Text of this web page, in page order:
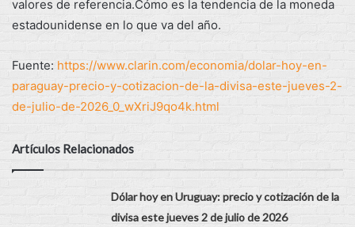
valores de referencia.Cómo es la tendencia de la moneda
estadounidense en lo que va del año.
Fuente: https://www.clarin.com/economia/dolar-hoy-en-
paraguay-precio-y-cotizacion-de-la-divisa-este-jueves-2-
de-julio-de-2026_0_wXriJ9qo4k.html
Artículos Relacionados
Dólar hoy en Uruguay: precio y cotización de la
divisa este jueves 2 de julio de 2026